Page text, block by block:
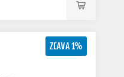
ZĽAVA 1%